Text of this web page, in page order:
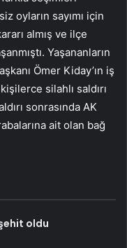
oyların sayımı için
almış ve ilçe
Yaşananların
Ömer Kiday’ın iş
silahlı saldırı
sonrasında AK
ait olan bağ
oldu